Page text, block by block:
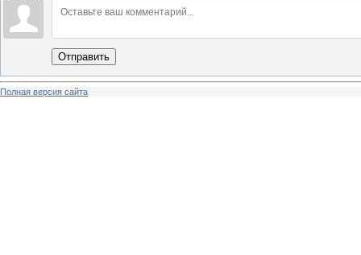
Отправить
Полная версия сайта